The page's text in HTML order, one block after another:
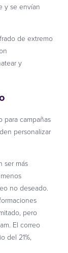
y se envían
de extremo
y
para campañas
personalizar
ser más
no deseado.
pero
El correo
del 21%,